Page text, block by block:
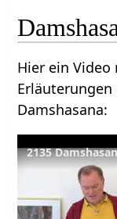
Hier ein
Erläuterungen
Damshasana:
2135